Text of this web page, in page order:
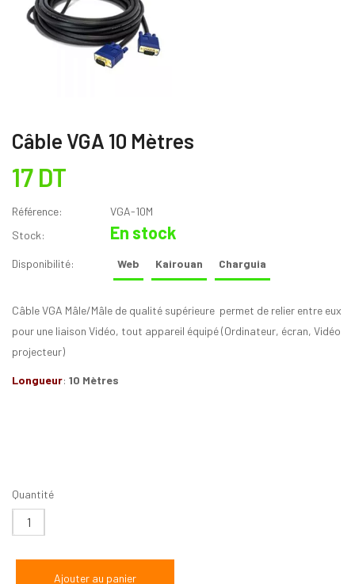
Câble VGA 10 Mètres
17 DT
Référence:
VGA-10M
Stock:
En stock
Disponibilité: Web Kairouan Charguia
Câble VGA Mâle/Mâle de qualité supérieure permet de relier entre eux
pour une liaison Vidéo, tout appareil équipé (Ordinateur, écran, Vidéo
projecteur)
Longueur: 10 Mètres
Quantité